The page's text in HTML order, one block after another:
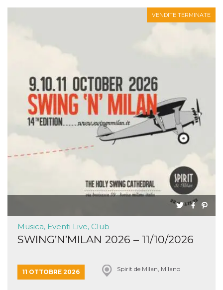
VENDITE TERMINATE
Musica, Eventi Live, Club
SWING’N’MILAN 2026 – 11/10/2026
11 OTTOBRE 2026 Spirit de Milan, Milano